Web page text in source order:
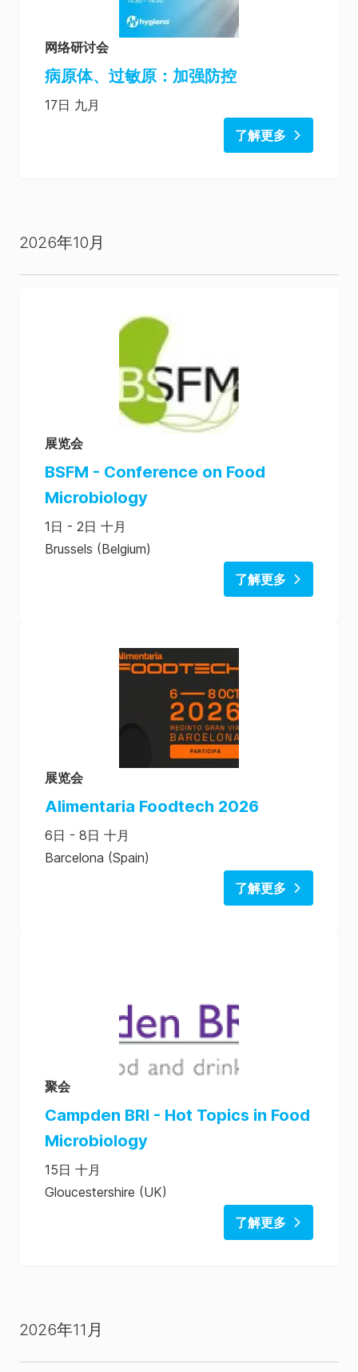
网络研讨会
病原体、过敏原：加强防控
17日 九月
了解更多
2026年10月
展览会
BSFM - Conference on Food
Microbiology
1日 - 2日 十月
Brussels (Belgium)
了解更多
展览会
Alimentaria Foodtech 2026
6日 - 8日 十月
Barcelona (Spain)
了解更多
聚会
Campden BRI - Hot Topics in Food
Microbiology
15日 十月
Gloucestershire (UK)
了解更多
2026年11月